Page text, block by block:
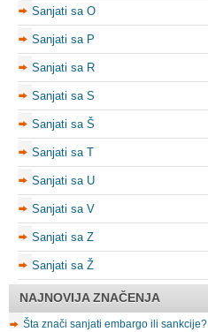
Sanjati sa O
Sanjati sa P
Sanjati sa R
Sanjati sa S
Sanjati sa Š
Sanjati sa T
Sanjati sa U
Sanjati sa V
Sanjati sa Z
Sanjati sa Ž
NAJNOVIJA ZNAČENJA
Šta znači sanjati embargo ili sankcije?